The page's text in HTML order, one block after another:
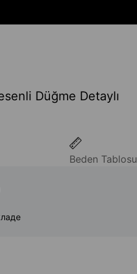
Düğme Detaylı
Beden Tablosu